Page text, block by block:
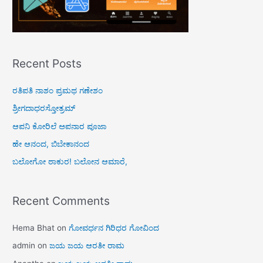
Recent Posts
ರತಿಪತಿ ನಾಶಂ ಪ್ರಮಥ ಗಣೇಶಂ
ಶ್ರೀಗದಾಧರಸ್ತೋತ್ರಮ್
ಆಪನಿ ಕೋರಿಲೆ ಅಪನಾರ ಪೂಜಾ
ಹೇ ಆನಂದ, ಬಿಬೇಕಾನಂದ
ಬಲೋಗೋ ಠಾಕುರ! ಬಲೋನ ಆಮಾರೆ,
Recent Comments
Hema Bhat onಗೋವರ್ಧನ ಗಿರಿಧರ ಗೋವಿಂದ
admin onಜಯ ಜಯ ಆರತೀ ರಾಮ